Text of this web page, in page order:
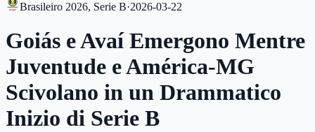
Brasileiro 2026, Serie B·2026-03-22
Goiás e Avaí Emergono Mentre
Juventude e América-MG
Scivolano in un Drammatico
Inizio di Serie B